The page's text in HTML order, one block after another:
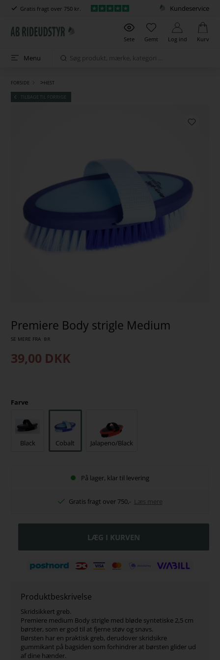
Gratis fragt over 750 kr. Kundeservice
Sete Gemt Log ind Kurv
Menu
FORSIDE >HEST
TILBAGE TIL FORRIGE
Premiere Body strigle Medium
SE MERE FRA BR
39,00 DKK
Farve
Black Cobalt Jalapeno/Black
På lager, klar til levering
Gratis fragt over 750,- Læs mere
Produktbeskrivelse
Skridsikkert greb.
Premiere medium Body strigle med bløde syntetiske 2,5 cm
børster, som er god til at fjerne støv og snavs.
Børsten har en praktisk greb, derudover skridsikre
gummikant på bagsiden som forhindrer at børsten glider ud
af dine hænder.